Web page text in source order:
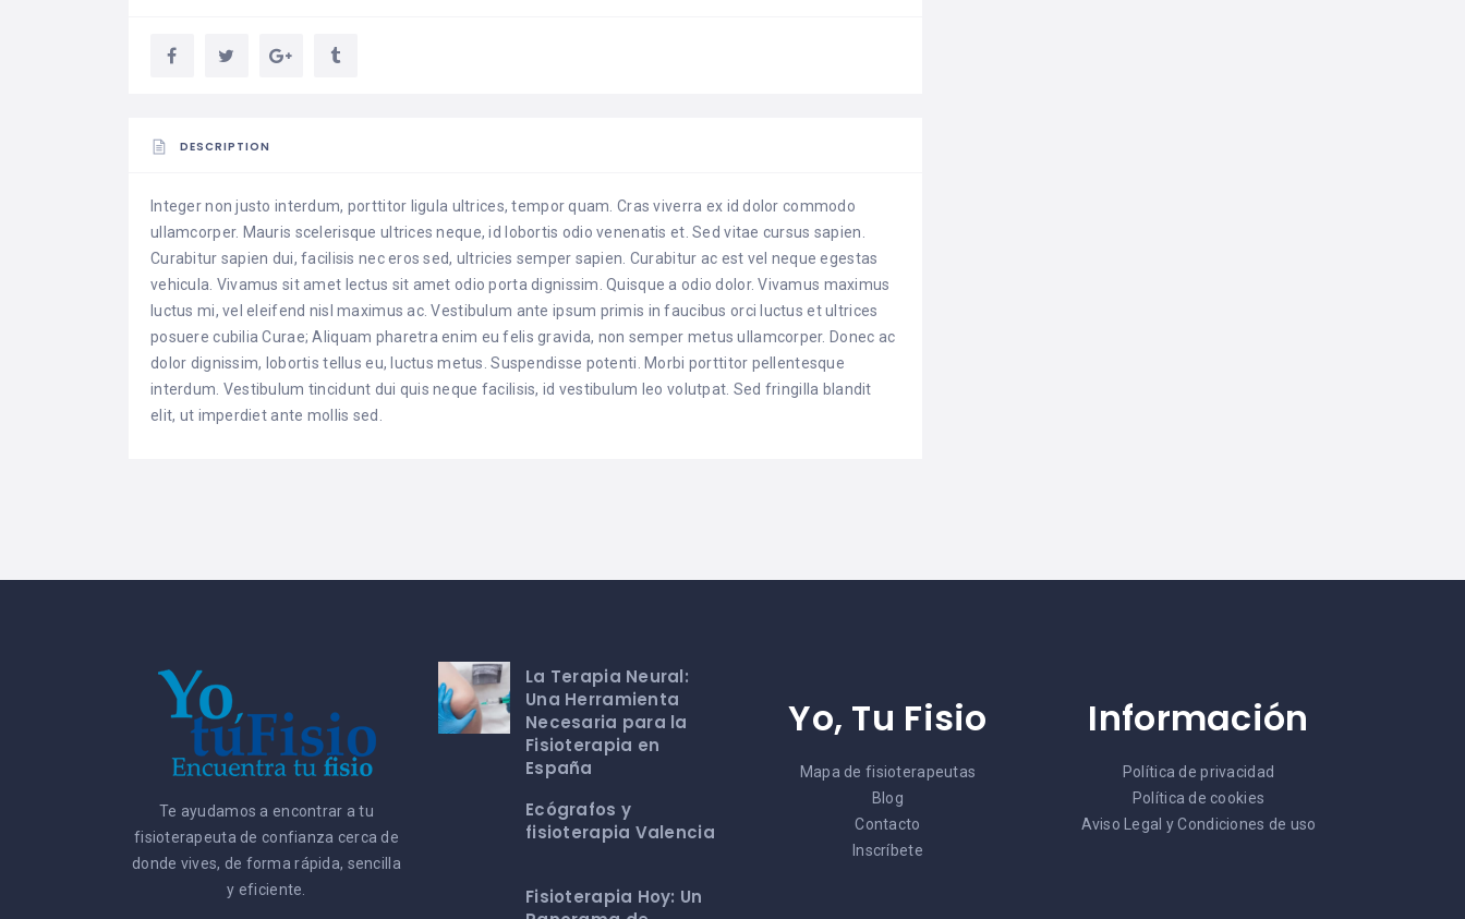
DESCRIPTION
Integer non justo interdum, porttitor ligula ultrices, tempor quam. Cras viverra ex id dolor commodo
ullamcorper. Mauris scelerisque ultrices neque, id lobortis odio venenatis et. Sed vitae cursus sapien.
Curabitur sapien dui, facilisis nec eros sed, ultricies semper sapien. Curabitur ac est vel neque egestas
vehicula. Vivamus sit amet lectus sit amet odio porta dignissim. Quisque a odio dolor. Vivamus maximus
luctus mi, vel eleifend nisl maximus ac. Vestibulum ante ipsum primis in faucibus orci luctus et ultrices
posuere cubilia Curae; Aliquam pharetra enim eu felis gravida, non semper metus ullamcorper. Donec ac
dolor dignissim, lobortis tellus eu, luctus metus. Suspendisse potenti. Morbi porttitor pellentesque
interdum. Vestibulum tincidunt dui quis neque facilisis, id vestibulum leo volutpat. Sed fringilla blandit
elit, ut imperdiet ante mollis sed.
Te ayudamos a encontrar a tu
fisioterapeuta de confianza cerca de
donde vives, de forma rápida, sencilla
y eficiente.
La Terapia Neural:
Una Herramienta
Necesaria para la
Fisioterapia en
España
Ecógrafos y
fisioterapia Valencia
Fisioterapia Hoy: Un
Yo, Tu Fisio
Mapa de fisioterapeutas
Blog
Contacto
Inscríbete
Información
Política de privacidad
Política de cookies
Aviso Legal y Condiciones de uso